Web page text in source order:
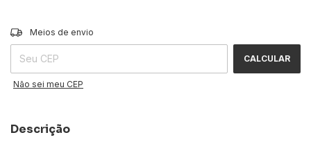
Entregas para o CEP:
Meios de envio
CALCULAR
Não sei meu CEP
Descrição